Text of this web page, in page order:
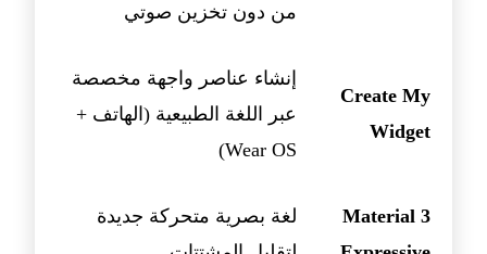
من دون تخزين صوتي
Create My
Widget
إنشاء عناصر واجهة مخصصة
عبر اللغة الطبيعية (الهاتف +
Wear OS)
Material 3
لغة بصرية متحركة جديدة